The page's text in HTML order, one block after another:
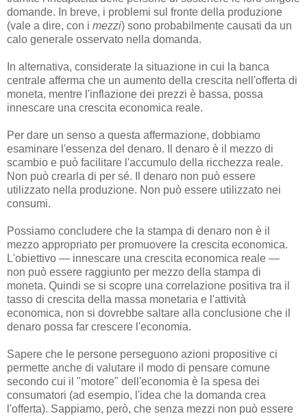
domande. In breve, i problemi sul fronte della produzione
(vale a dire, con i mezzi) sono probabilmente causati da un
calo generale osservato nella domanda.
In alternativa, considerate la situazione in cui la banca
centrale afferma che un aumento della crescita nell'offerta di
moneta, mentre l'inflazione dei prezzi è bassa, possa
innescare una crescita economica reale.
Per dare un senso a questa affermazione, dobbiamo
esaminare l'essenza del denaro. Il denaro è il mezzo di
scambio e può facilitare l'accumulo della ricchezza reale.
Non può crearla di per sé. Il denaro non può essere
utilizzato nella produzione. Non può essere utilizzato nei
consumi.
Possiamo concludere che la stampa di denaro non è il
mezzo appropriato per promuovere la crescita economica.
L'obiettivo — innescare una crescita economica reale —
non può essere raggiunto per mezzo della stampa di
moneta. Quindi se si scopre una correlazione positiva tra il
tasso di crescita della massa monetaria e l'attività
economica, non si dovrebbe saltare alla conclusione che il
denaro possa far crescere l'economia.
Sapere che le persone perseguono azioni propositive ci
permette anche di valutare il modo di pensare comune
secondo cui il "motore" dell'economia è la spesa dei
consumatori (ad esempio, l'idea che la domanda crea
l'offerta). Sappiamo, però, che senza mezzi non può essere